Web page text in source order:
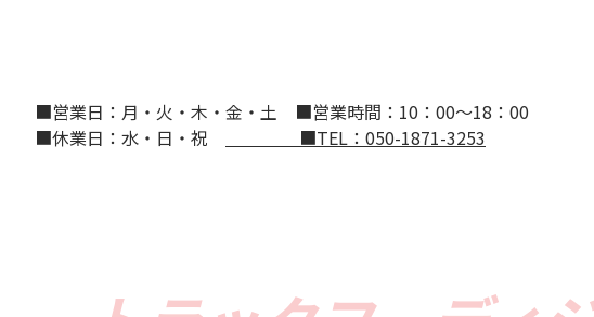
■営業日：月・火・木・金・土 ■営業時間：10：00～18：00
■休業日：水・日・祝
■TEL：050-1871-3253